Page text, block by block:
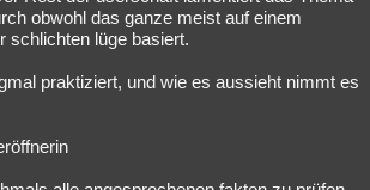
obwohl das ganze meist auf einem
schlichten lüge basiert.
praktiziert, und wie es aussieht nimmt es